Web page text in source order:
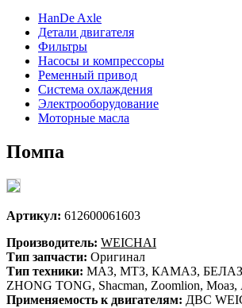
HanDe Axle
Детали двигателя
Фильтры
Насосы и компрессоры
Ременный привод
Система охлаждения
Электрооборудование
Моторные масла
Помпа
Артикул: 612600061603
Производитель: WEICHAI
Тип запчасти: Оригинал
Тип техники: МАЗ, МТЗ, КАМАЗ, БЕЛАЗ,
ZHONG TONG, Shacman, Zoomlion, Моаз,
Применяемость к двигателям: ДВС